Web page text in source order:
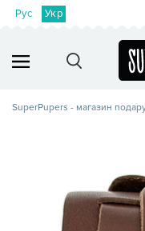
Рус Укр
SuperPupers - магазин